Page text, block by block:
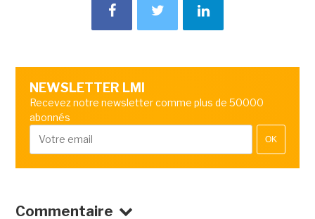
NEWSLETTER LMI
Recevez notre newsletter comme plus de 50000
abonnés
OK
Commentaire